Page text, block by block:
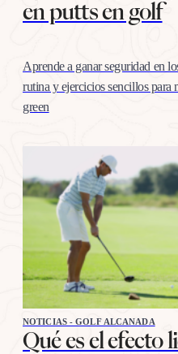
en putts en golf
Aprende a ganar seguridad en
rutina y ejercicios sencillos para
green
NOTICIAS - GOLF ALCANADA
Qué es el efecto